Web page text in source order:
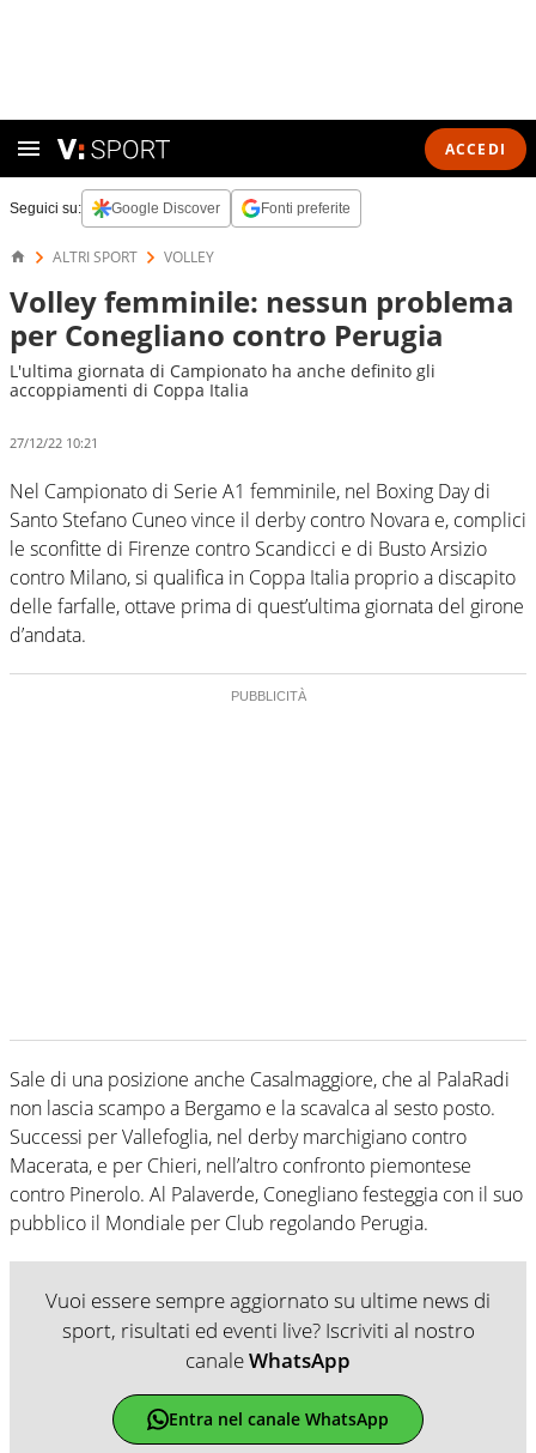
ACCEDI
Seguici su: Google Discover Fonti preferite
ALTRI SPORT VOLLEY
Volley femminile: nessun problema
per Conegliano contro Perugia
L'ultima giornata di Campionato ha anche definito gli
accoppiamenti di Coppa Italia
27/12/22 10:21
Nel Campionato di Serie A1 femminile, nel Boxing Day di
Santo Stefano Cuneo vince il derby contro Novara e, complici
le sconfitte di Firenze contro Scandicci e di Busto Arsizio
contro Milano, si qualifica in Coppa Italia proprio a discapito
delle farfalle, ottave prima di quest’ultima giornata del girone
d’andata.
Sale di una posizione anche Casalmaggiore, che al PalaRadi
non lascia scampo a Bergamo e la scavalca al sesto posto.
Successi per Vallefoglia, nel derby marchigiano contro
Macerata, e per Chieri, nell’altro confronto piemontese
contro Pinerolo. Al Palaverde, Conegliano festeggia con il suo
pubblico il Mondiale per Club regolando Perugia.
Vuoi essere sempre aggiornato su ultime news di
sport, risultati ed eventi live? Iscriviti al nostro
canaleWhatsApp
Entra nel canale WhatsApp